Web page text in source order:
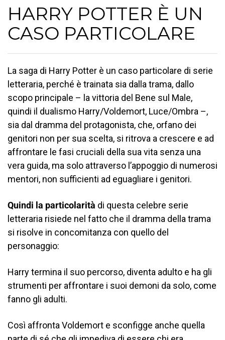
HARRY POTTER È UN
CASO PARTICOLARE
La saga di Harry Potter è un caso particolare di serie
letteraria, perché è trainata sia dalla trama, dallo
scopo principale – la vittoria del Bene sul Male,
quindi il dualismo Harry/Voldemort, Luce/Ombra –,
sia dal dramma del protagonista, che, orfano dei
genitori non per sua scelta, si ritrova a crescere e ad
affrontare le fasi cruciali della sua vita senza una
vera guida, ma solo attraverso l’appoggio di numerosi
mentori, non sufficienti ad eguagliare i genitori.
Quindi la particolarità di questa celebre serie
letteraria risiede nel fatto che il dramma della trama
si risolve in concomitanza con quello del
personaggio:
Harry termina il suo percorso, diventa adulto e ha gli
strumenti per affrontare i suoi demoni da solo, come
fanno gli adulti.
Così affronta Voldemort e sconfigge anche quella